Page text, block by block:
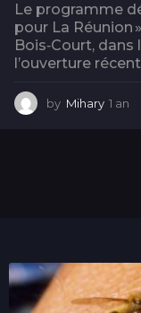
Le programme
pour La Réunion
Bois‑Court,
l’ouverture
by Mihary 1 an